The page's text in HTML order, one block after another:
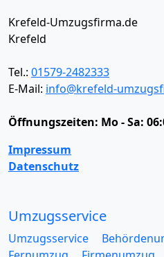
Krefeld-Umzugsfirma.de
Krefeld
Tel.: 01579-2482333
E-Mail: info@krefeld-
Öffnungszeiten: Mo - Sa:
Impressum
Datenschutz
Umzugsservice
Umzugsservice